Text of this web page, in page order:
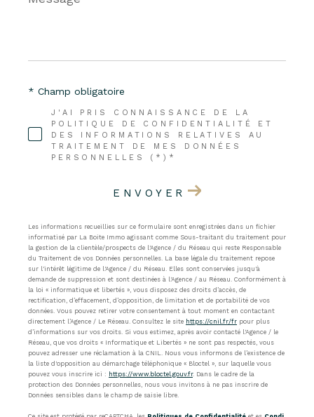
*
J'AI PRIS CONNAISSANCE DE LA
POLITIQUE DE CONFIDENTIALITÉ ET
DES INFORMATIONS RELATIVES AU
TRAITEMENT DE MES DONNÉES
PERSONNELLES (*)*
* Champ obligatoire
ENVOYER
Les informations recueillies sur ce formulaire sont enregistrées dans un fichier
informatisé par La Boite Immo agissant comme Sous-traitant du traitement pour
la gestion de la clientèle/prospects de l'Agence / du Réseau qui reste Responsable
du Traitement de vos Données personnelles. La base légale du traitement repose
sur l'intérêt légitime de l'Agence / du Réseau. Elles sont conservées jusqu'à
demande de suppression et sont destinées à l'Agence / au Réseau. Conformément à
la loi « informatique et libertés », vous disposez des droits d’accès, de
rectification, d’effacement, d’opposition, de limitation et de portabilité de vos
données. Vous pouvez retirer votre consentement à tout moment en contactant
directement l’Agence / Le Réseau. Consultez le site https://cnil.fr/fr pour plus
d’informations sur vos droits. Si vous estimez, après avoir contacté l'Agence / le
Réseau, que vos droits « Informatique et Libertés » ne sont pas respectés, vous
pouvez adresser une réclamation à la CNIL. Nous vous informons de l’existence de
la liste d'opposition au démarchage téléphonique « Bloctel », sur laquelle vous
pouvez vous inscrire ici : https://www.bloctel.gouv.fr. Dans le cadre de la
protection des Données personnelles, nous vous invitons à ne pas inscrire de
Données sensibles dans le champ de saisie libre.